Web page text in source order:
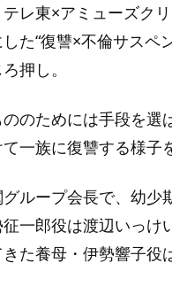
レ東×アミューズク
た“復讐×不倫サスペ
押し。
のためには手段を選
一族に復讐する様子
ループ会長で、幼少
一郎役は渡辺いっけ
た養母・伊勢響子役